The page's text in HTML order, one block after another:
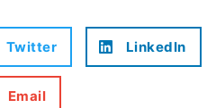
Twitter LinkedIn
Email